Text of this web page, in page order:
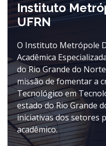
Instituto
UFRN
O Instituto Metrópole
Acadêmica
do Rio Grande do
missão de fomentar a
Tecnológico em
estado do Rio Grande
iniciativas dos setores
acadêmico.